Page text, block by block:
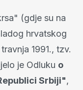
(gdje su na
hrvatskog
1991., tzv.
je Odluku o
Srbiji",